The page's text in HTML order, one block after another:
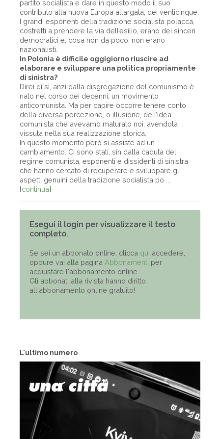
L'ultimo numero
partito socialista e dare in questo modo il suo
contributo alla nuova Europa allargata, dei venticinque.
I grandi esponenti della tradizione socialista polacca,
costretti a prendere la via dell’esilio, erano dei sinceri
democratici e, cosa non da poco, non erano
nazionalisti.
In Polonia è difficile oggigiorno riuscire ad
elaborare e sviluppare una politica propriamente
di sinistra?
Direi di sì, anzi dalla disgregazione del comunismo è
nato nel corso dei decenni, un movimento
anticomunista. Ma per capire occorre tenere conto
della diversa percezione, o illusione, dell’idea
comunista che avevamo maturato noi, avendola
vissuta nella sua realizzazione storica.
In questo momento però si assiste ad un
cambiamento. Ci sono stati, sin dalla caduta del
regime comunista, esponenti e dissidenti di sinistra
che hanno cercato di recuperare e sviluppare gli
aspetti genuini della tradizione socialista po ...
[continua]
Esegui il login per visualizzare il testo
completo.
Se sei un abbonato online, clicca qui accedere,
oppure vai alla pagina Abbonamenti per
acquistare l'abbonamento online.
Gli abbonati alla rivista hanno diritto
all'abbonamento online gratuito!